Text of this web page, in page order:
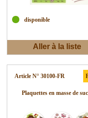
disponible
Aller à la liste
Article N° 30100-FR
Plaquettes en masse de